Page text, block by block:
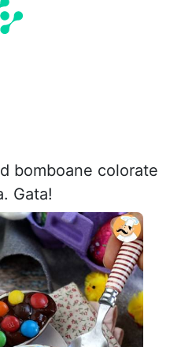
bomboane colorate
Gata!